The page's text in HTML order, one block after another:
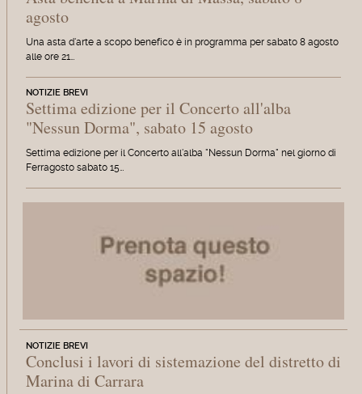
agosto
Una asta d'arte a scopo benefico è in programma per sabato 8 agosto
alle ore 21…
NOTIZIE BREVI
Settima edizione per il Concerto all'alba
"Nessun Dorma", sabato 15 agosto
Settima edizione per il Concerto all'alba "Nessun Dorma" nel giorno di
Ferragosto sabato 15…
NOTIZIE BREVI
Conclusi i lavori di sistemazione del distretto di
Marina di Carrara